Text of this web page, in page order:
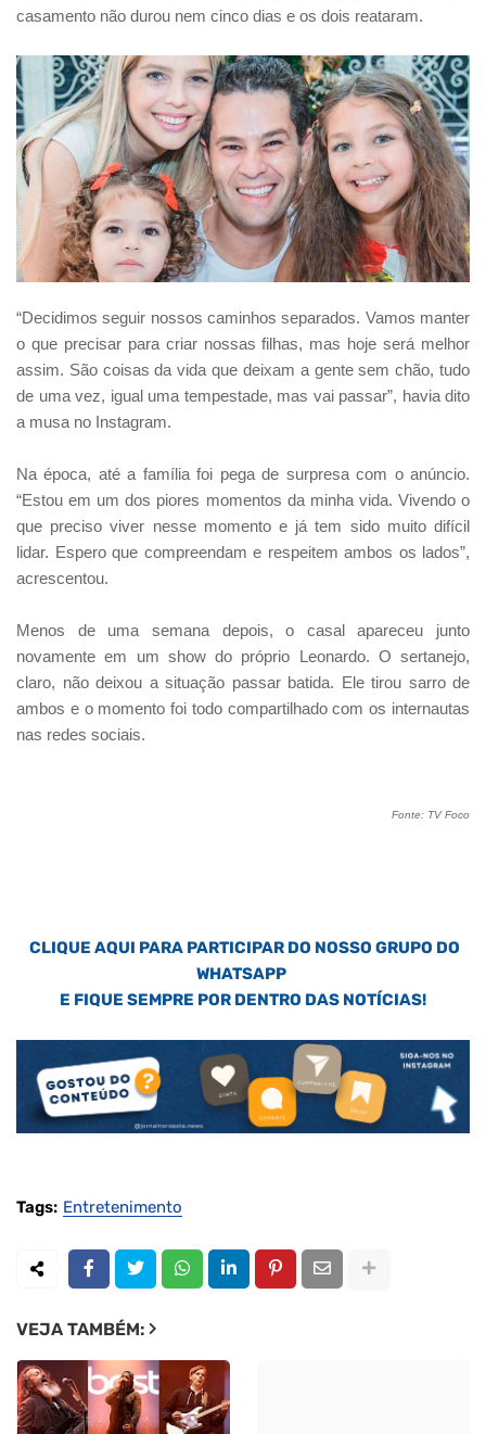
casamento não durou nem cinco dias e os dois reataram.
“Decidimos seguir nossos caminhos separados. Vamos manter
o que precisar para criar nossas filhas, mas hoje será melhor
assim. São coisas da vida que deixam a gente sem chão, tudo
de uma vez, igual uma tempestade, mas vai passar”, havia dito
a musa no Instagram.
Na época, até a família foi pega de surpresa com o anúncio.
“Estou em um dos piores momentos da minha vida. Vivendo o
que preciso viver nesse momento e já tem sido muito difícil
lidar. Espero que compreendam e respeitem ambos os lados”,
acrescentou.
Menos de uma semana depois, o casal apareceu junto
novamente em um show do próprio Leonardo. O sertanejo,
claro, não deixou a situação passar batida. Ele tirou sarro de
ambos e o momento foi todo compartilhado com os internautas
nas redes sociais.
Fonte: TV Foco
CLIQUE AQUI PARA PARTICIPAR DO NOSSO GRUPO DO
WHATSAPP
E FIQUE SEMPRE POR DENTRO DAS NOTÍCIAS!
Tags: Entretenimento
VEJA TAMBÉM: